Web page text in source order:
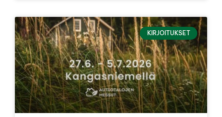
KIRJOITUKSET